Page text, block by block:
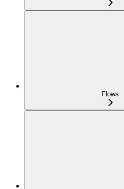
Flows